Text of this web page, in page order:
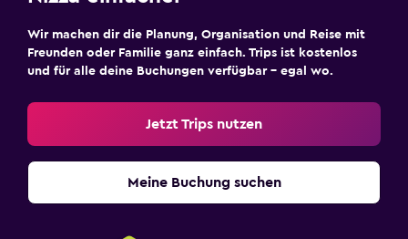
Wir machen dir die Planung, Organisation und Reise mit
Freunden oder Familie ganz einfach. Trips ist kostenlos
und für alle deine Buchungen verfügbar – egal wo.
Jetzt Trips nutzen
Meine Buchung suchen